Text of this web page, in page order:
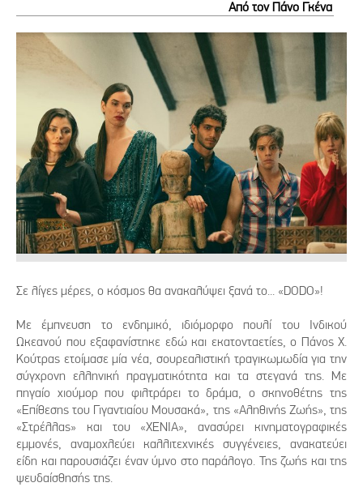
Από τον Πάνο Γκένα
Σε λίγες μέρες, ο κόσμος θα ανακαλύψει ξανά το... «DODO»!
Με έμπνευση το ενδημικό, ιδιόμορφο πουλί του Ινδικού
Ωκεανού που εξαφανίστηκε εδώ και εκατονταετίες, ο Πάνος Χ.
Κούτρας ετοίμασε μία νέα, σουρεαλιστική τραγικωμωδία για την
σύγχρονη ελληνική πραγματικότητα και τα στεγανά της. Με
πηγαίο χιούμορ που φιλτράρει το δράμα, ο σκηνοθέτης της
«Επίθεσης του Γιγαντιαίου Μουσακά», της «Αληθινής Ζωής», της
«Στρέλλας» και του «XENIA», ανασύρει κινηματογραφικές
εμμονές, αναμοχλεύει καλλιτεχνικές συγγένειες, ανακατεύει
είδη και παρουσιάζει έναν ύμνο στο παράλογο. Της ζωής και της
ψευδαίσθησής της.